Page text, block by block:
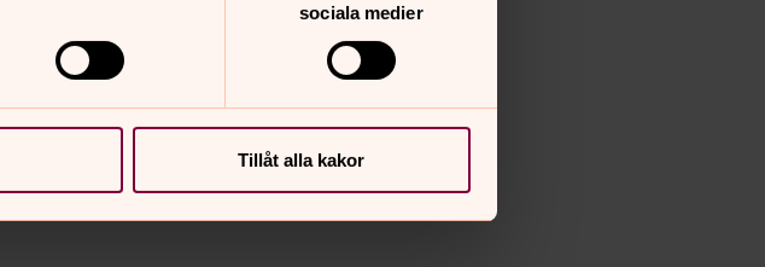
sociala medier
Tillåt alla kakor